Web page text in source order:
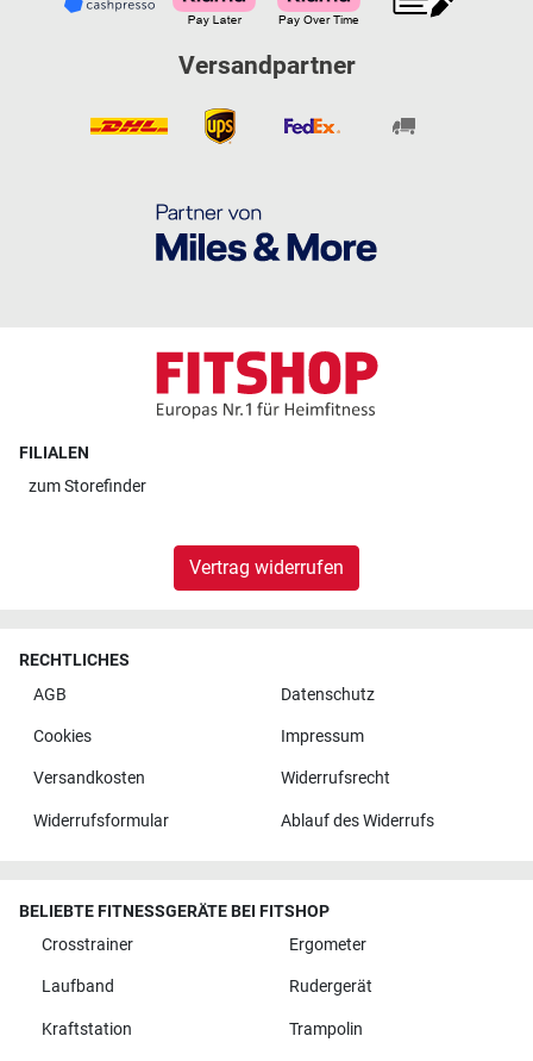
Versandpartner
FILIALEN
zumStorefinder
Vertrag widerrufen
RECHTLICHES
AGB
Datenschutz
Cookies Impressum
Versandkosten Widerrufsrecht
Widerrufsformular Ablauf des Widerrufs
BELIEBTE FITNESSGERÄTE BEI FITSHOP
Crosstrainer
Ergometer
Laufband Rudergerät
Kraftstation Trampolin